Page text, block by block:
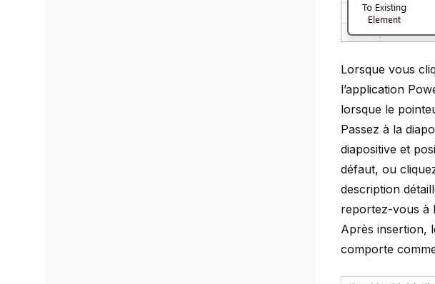
Lorsque vous
l’application
lorsque le
Passez à la
diapositive et
défaut, ou
description
reportez-vous à
Après insertion,
comporte